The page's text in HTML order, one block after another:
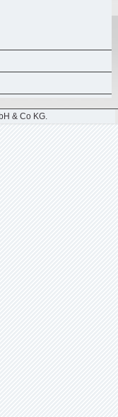
& Co KG.